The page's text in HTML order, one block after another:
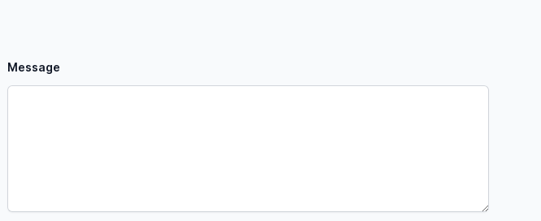
Message